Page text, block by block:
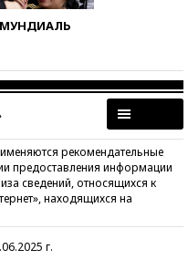
рекомендательные
предоставления информации
сведений, относящихся к
находящихся на
г.